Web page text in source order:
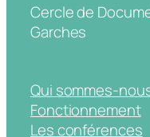
Cercle de
Garches
Qui sommes-
Fonctionnement
Les conférences